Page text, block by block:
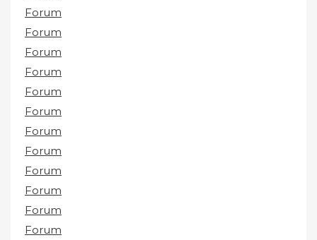
Forum
Forum
Forum
Forum
Forum
Forum
Forum
Forum
Forum
Forum
Forum
Forum